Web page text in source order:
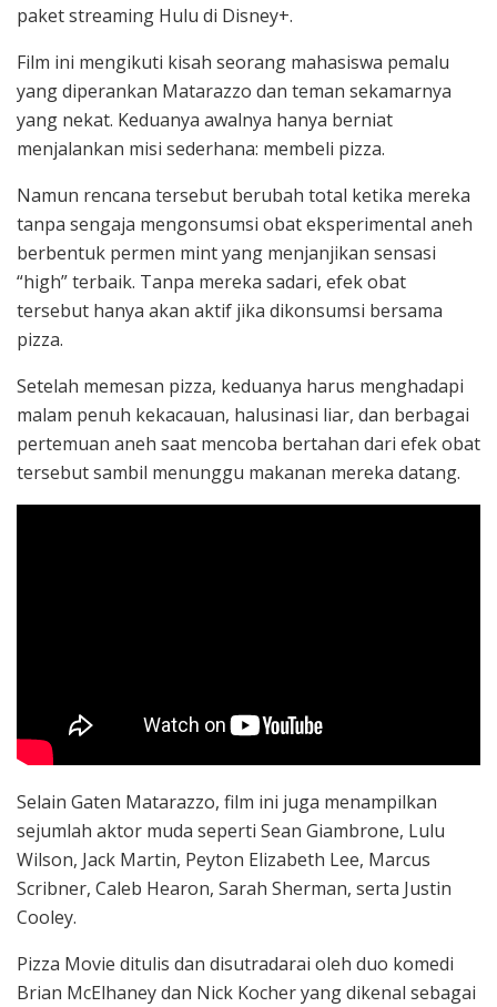
paket streaming Hulu di Disney+.
Film ini mengikuti kisah seorang mahasiswa pemalu
yang diperankan Matarazzo dan teman sekamarnya
yang nekat. Keduanya awalnya hanya berniat
menjalankan misi sederhana: membeli pizza.
Namun rencana tersebut berubah total ketika mereka
tanpa sengaja mengonsumsi obat eksperimental aneh
berbentuk permen mint yang menjanjikan sensasi
“high” terbaik. Tanpa mereka sadari, efek obat
tersebut hanya akan aktif jika dikonsumsi bersama
pizza.
Setelah memesan pizza, keduanya harus menghadapi
malam penuh kekacauan, halusinasi liar, dan berbagai
pertemuan aneh saat mencoba bertahan dari efek obat
tersebut sambil menunggu makanan mereka datang.
Selain Gaten Matarazzo, film ini juga menampilkan
sejumlah aktor muda seperti Sean Giambrone, Lulu
Wilson, Jack Martin, Peyton Elizabeth Lee, Marcus
Scribner, Caleb Hearon, Sarah Sherman, serta Justin
Cooley.
Pizza Movie ditulis dan disutradarai oleh duo komedi
Brian McElhaneydan Nick Kocheryang dikenal sebagai